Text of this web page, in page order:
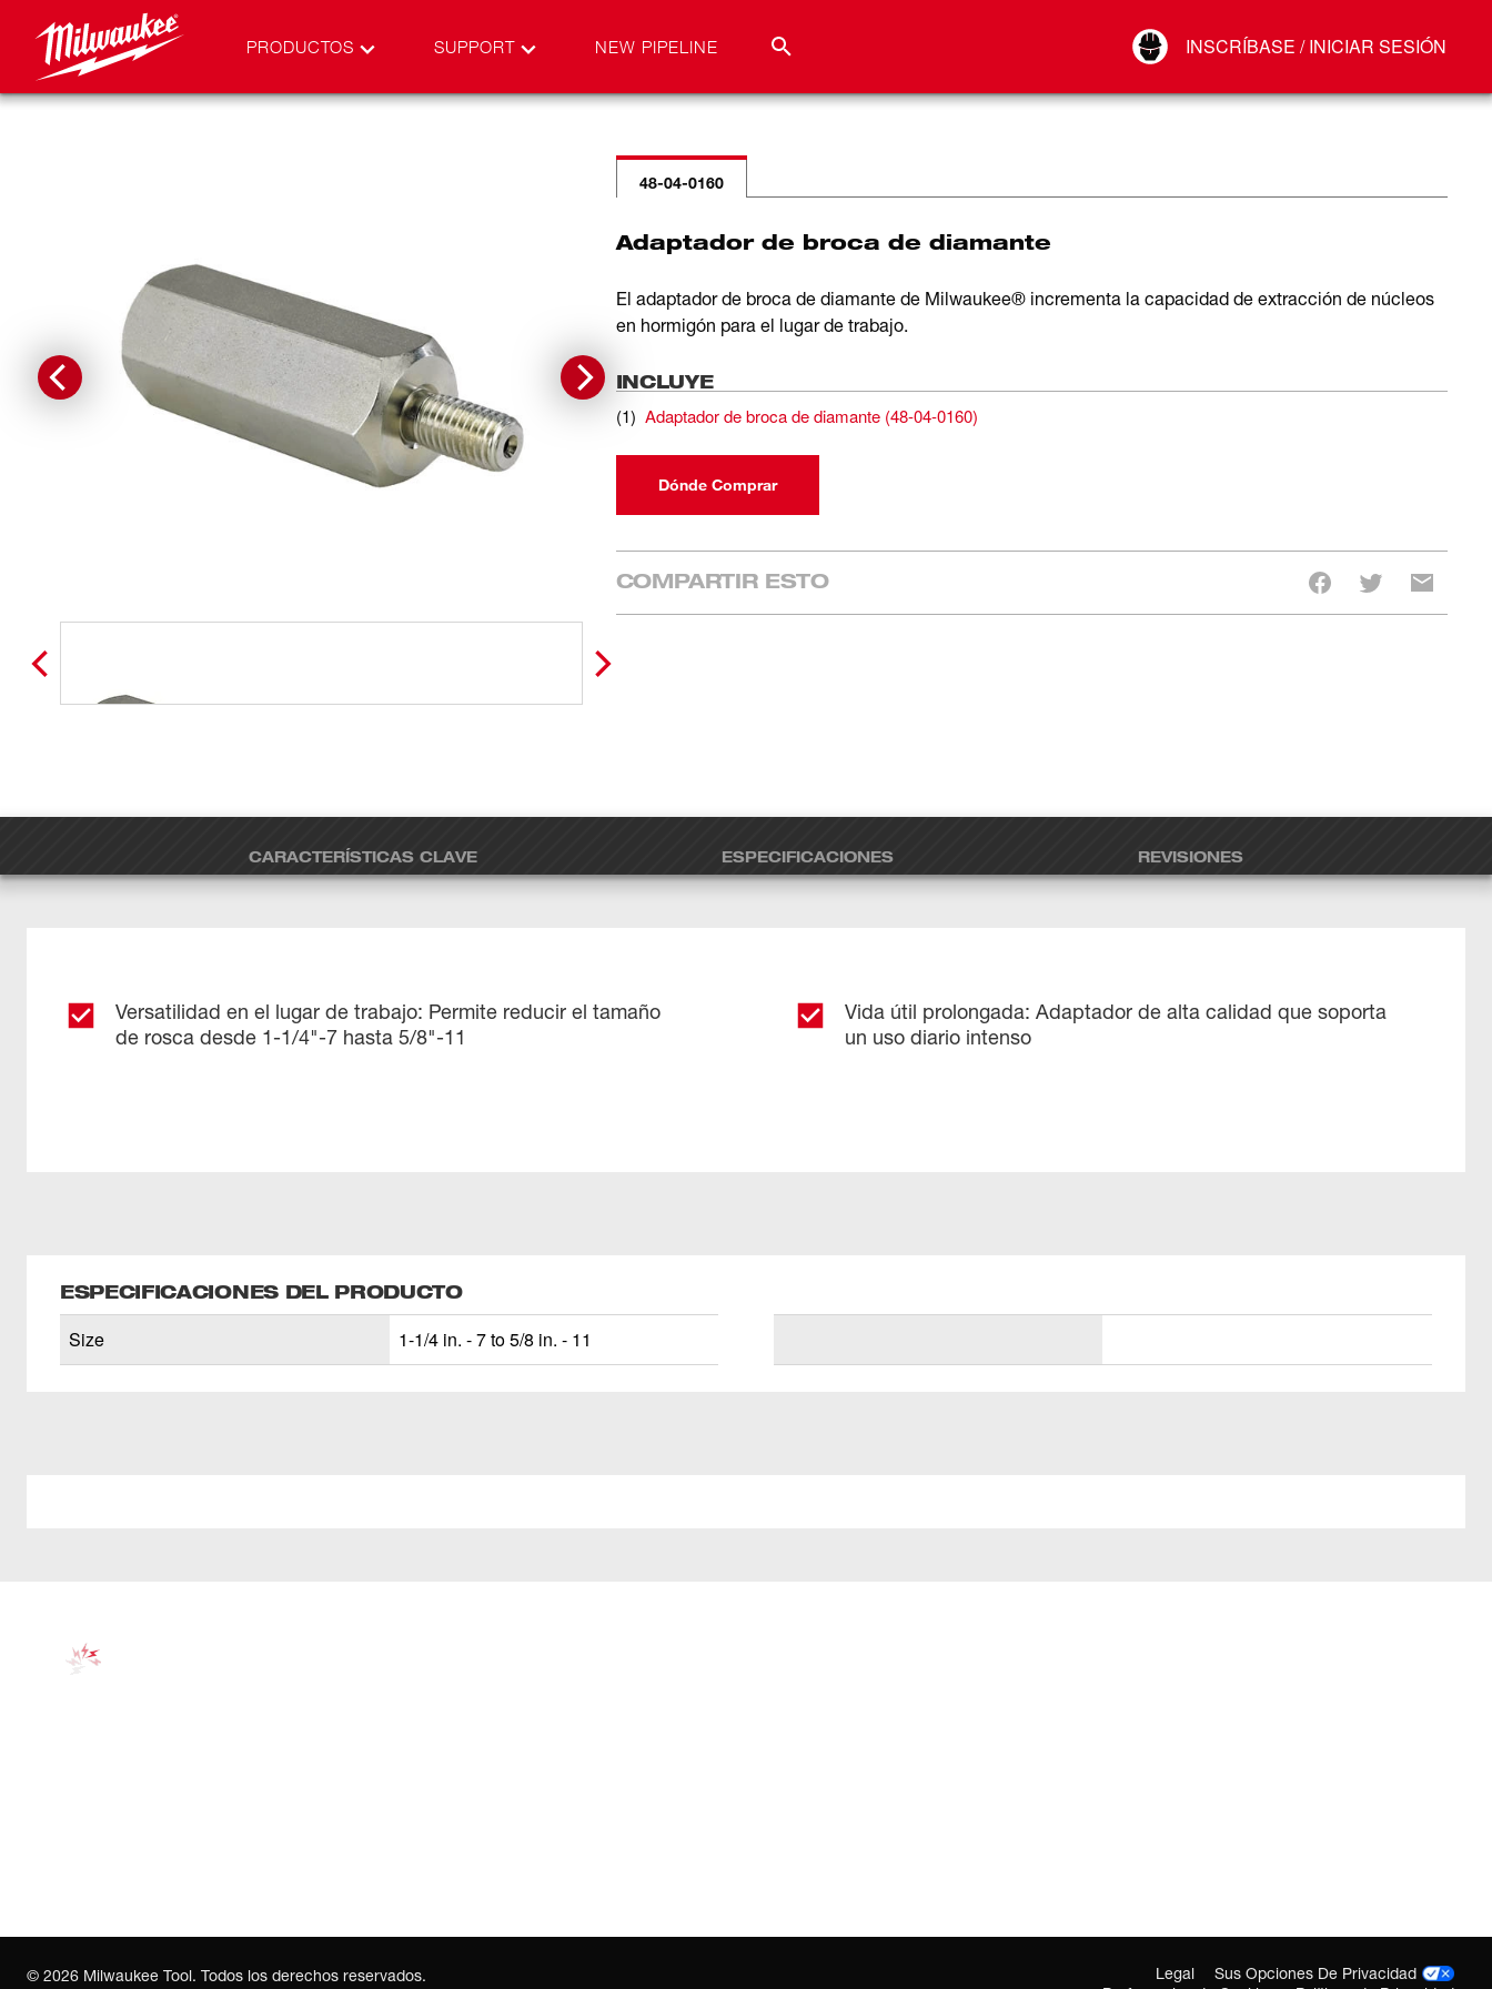
PRODUCTOS SUPPORT NEW PIPELINE INSCRÍBASE / INICIAR SESIÓN
Conectar
48-04-0160
Adaptador de broca de diamante
El adaptador de broca de diamante de Milwaukee® incrementa la capacidad de extracción de núcleos
en hormigón para el lugar de trabajo.
INCLUYE
(1) Adaptador de broca de diamante (48-04-0160)
Dónde Comprar
COMPARTIR ESTO
CARACTERÍSTICAS CLAVE ESPECIFICACIONES REVISIONES
Versatilidad en el lugar de trabajo: Permite reducir el tamaño
de rosca desde 1-1/4"-7 hasta 5/8"-11
Vida útil prolongada: Adaptador de alta calidad que soporta
un uso diario intenso
ESPECIFICACIONES DEL PRODUCTO
Size 1-1/4 in. - 7 to 5/8 in. - 11
© 2026 Milwaukee Tool. Todos los derechos reservados. Legal
Sus Opciones De Privacidad